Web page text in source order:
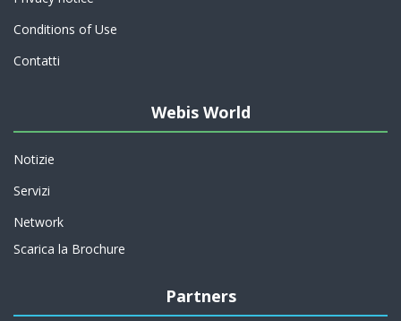
Conditions of Use
Contatti
Webis World
Notizie
Servizi
Network
Scarica la Brochure
Partners